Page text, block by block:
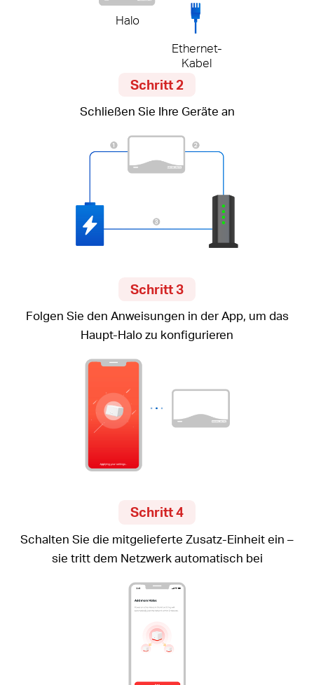
Halo
Ethernet-
Kabel
Schritt 2
Schließen Sie Ihre Geräte an
Schritt 3
Folgen Sie den Anweisungen in der App, um das
Haupt-Halo zu konfigurieren
Schritt 4
Schalten Sie die mitgelieferte Zusatz-Einheit ein –
sie tritt dem Netzwerk automatisch bei